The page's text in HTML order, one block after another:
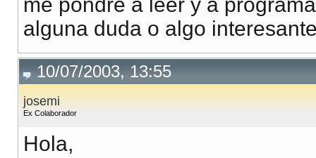
me pondre a leer y a
alguna duda o algo
10/07/2003, 13:55
josemi
Ex Colaborador
Hola,